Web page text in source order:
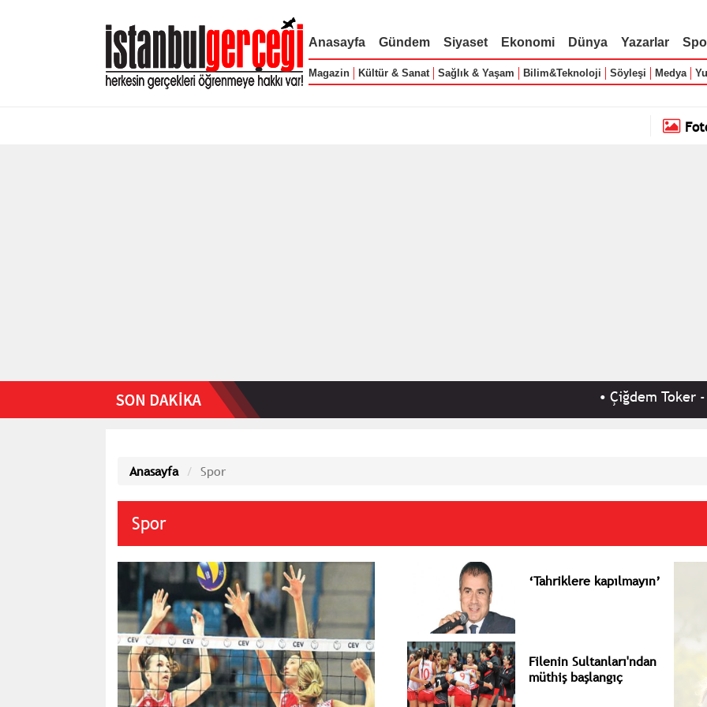
Anasayfa Gündem Siyaset Ekonomi Dünya Yazarlar
Magazin Kültür & Sanat Sağlık & Yaşam Bilim&Teknoloji Söyleşi Medya
Çiğdem Toker - 'Güçlü
Anasayfa Spor
Spor
‘Tahriklere kapılmayın’
Filenin Sultanları'ndan
müthiş başlangıç